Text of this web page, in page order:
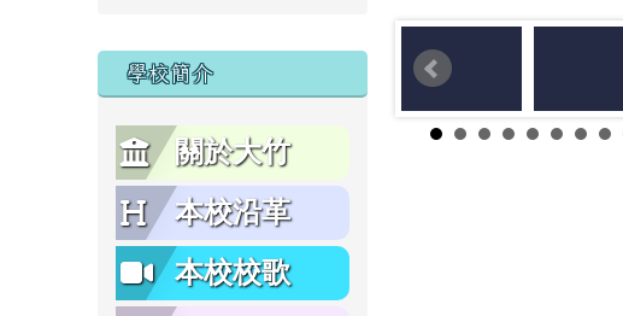
學校簡介
關於大竹
本校沿革
本校校歌